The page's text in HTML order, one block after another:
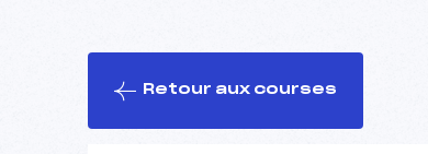
Retour aux courses